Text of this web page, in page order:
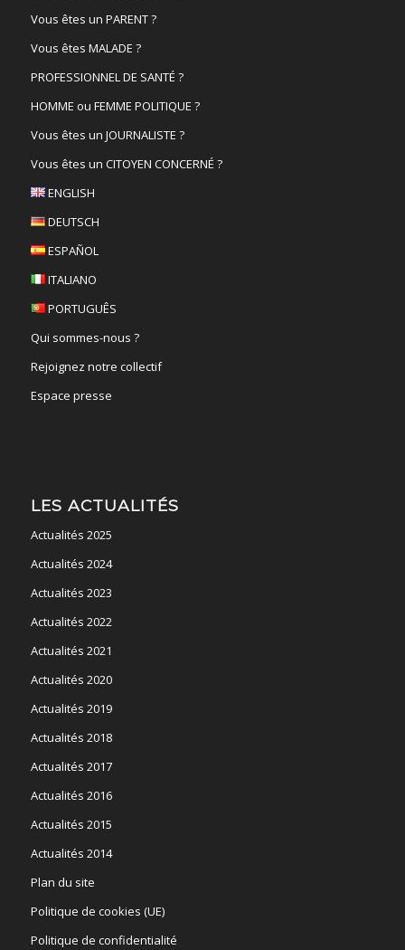
Vous êtes un PARENT ?
Vous êtes MALADE ?
PROFESSIONNEL DE SANTÉ ?
HOMME ou FEMME POLITIQUE ?
Vous êtes un JOURNALISTE ?
Vous êtes un CITOYEN CONCERNÉ ?
ENGLISH
DEUTSCH
ESPAÑOL
ITALIANO
PORTUGUÊS
Qui sommes-nous ?
Rejoignez notre collectif
Espace presse
LES ACTUALITÉS
Actualités 2025
Actualités 2024
Actualités 2023
Actualités 2022
Actualités 2021
Actualités 2020
Actualités 2019
Actualités 2018
Actualités 2017
Actualités 2016
Actualités 2015
Actualités 2014
Plan du site
Politique de cookies (UE)
Politique de confidentialité